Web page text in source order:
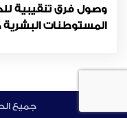
وصول فرق تنقيبية
المستوطنات البشرية
©جميع